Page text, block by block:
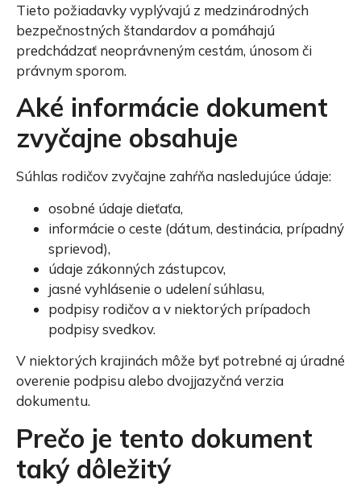
Tieto požiadavky vyplývajú z medzinárodných
bezpečnostných štandardov a pomáhajú
predchádzať neoprávneným cestám, únosom či
právnym sporom.
Aké informácie dokument
zvyčajne obsahuje
Súhlas rodičov zvyčajne zahŕňa nasledujúce údaje:
osobné údaje dieťaťa,
informácie o ceste (dátum, destinácia, prípadný
sprievod),
údaje zákonných zástupcov,
jasné vyhlásenie o udelení súhlasu,
podpisy rodičov a v niektorých prípadoch
podpisy svedkov.
V niektorých krajinách môže byť potrebné aj úradné
overenie podpisu alebo dvojjazyčná verzia
dokumentu.
Prečo je tento dokument
taký dôležitý